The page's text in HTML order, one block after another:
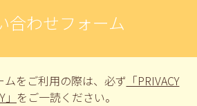
合わせフォーム
をご利用の際は、 必ず 「PRIVACY
をご一読ください。